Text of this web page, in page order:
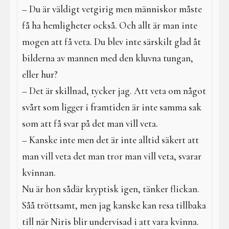
– Du är väldigt vetgirig men människor måste
få ha hemligheter också. Och allt är man inte
mogen att få veta. Du blev inte särskilt glad åt
bilderna av mannen med den kluvna tungan,
eller hur?
– Det är skillnad, tycker jag. Att veta om något
svårt som ligger i framtiden är inte samma sak
som att få svar på det man vill veta.
– Kanske inte men det är inte alltid säkert att
man vill veta det man tror man vill veta, svarar
kvinnan.
Nu är hon sådär kryptisk igen, tänker flickan.
Såå tröttsamt, men jag kanske kan resa tillbaka
till när Niris blir undervisad i att vara kvinna.